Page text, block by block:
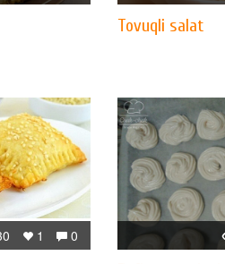
Tovuqli salat
0
1